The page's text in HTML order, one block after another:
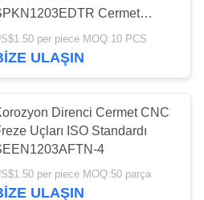
Uçları
30
Cermet
frezeleme ve dönme
kesicisi
per piece MOQ:10 PCS
ULAŞIN
Direnci Cermet CNC
Uçları ISO Standardı
4
per piece MOQ:50 parça
ULAŞIN